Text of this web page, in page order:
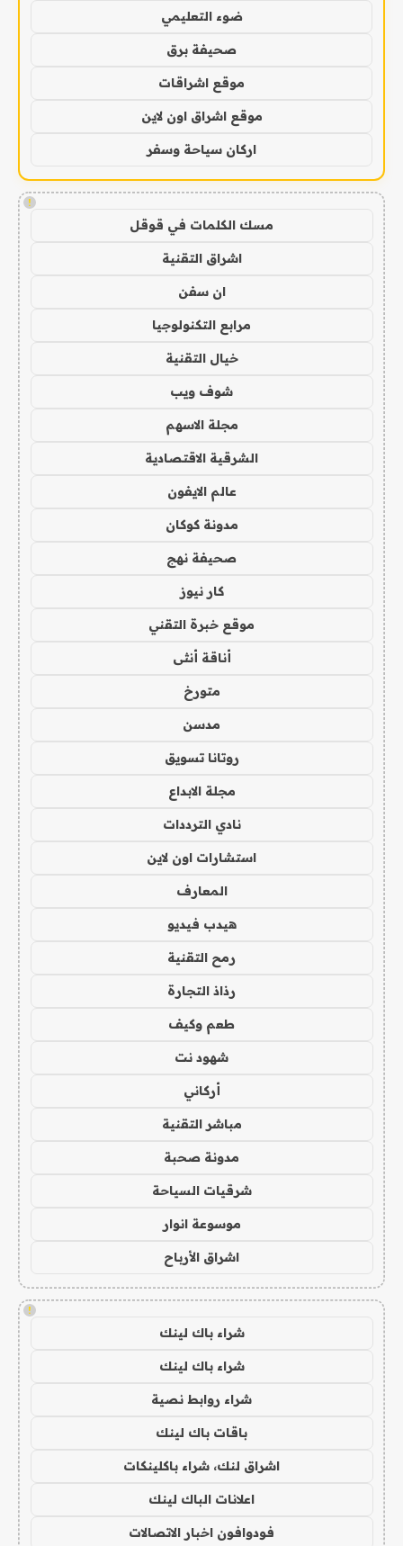
ضوء التعليمي
صحيفة برق
موقع اشراقات
موقع اشراق اون لاين
اركان سياحة وسفر
!
مسك الكلمات في قوقل
اشراق التقنية
ان سفن
مرابع التكنولوجيا
خيال التقنية
شوف ويب
مجلة الاسهم
الشرقية الاقتصادية
عالم الايفون
مدونة كوكان
صحيفة نهج
كار نيوز
موقع خبرة التقني
أناقة أنثى
متورخ
مدسن
روتانا تسويق
مجلة الابداع
نادي الترددات
استشارات اون لاين
المعارف
هيدب فيديو
رمح التقنية
رذاذ التجارة
طعم وكيف
شهود نت
أركاني
مباشر التقنية
مدونة صحبة
شرقيات السياحة
موسوعة انوار
اشراق الأرباح
!
شراء باك لينك
شراء باك لينك
شراء روابط نصية
باقات باك لينك
اشراق لنك، شراء باكلينكات
اعلانات الباك لينك
فودوافون اخبار الاتصالات